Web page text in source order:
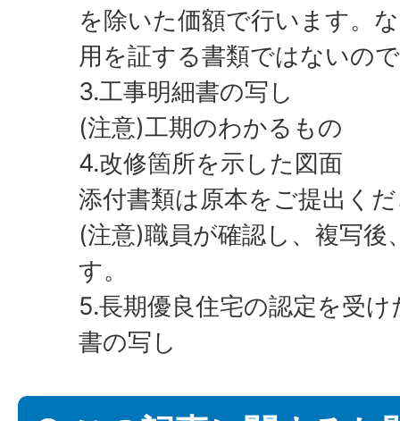
を除いた価額で行います。
用を証する書類ではないの
3.工事明細書の写し
(注意)工期のわかるもの
4.改修箇所を示した図面
添付書類は原本をご提出く
(注意)職員が確認し、複写
す。
5.長期優良住宅の認定を受
書の写し